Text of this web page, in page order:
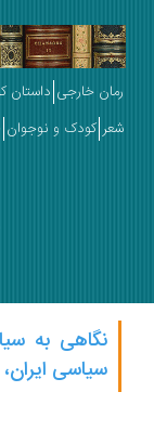
خارجی داستان کوتاه
کودک و نوجوان طرح
نگاهی به
سیاسی ایران، 1320 -1325